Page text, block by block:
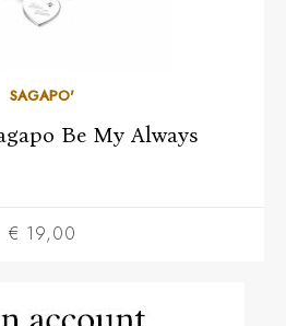
SAGAPO'
Be My Always
€ 19,00